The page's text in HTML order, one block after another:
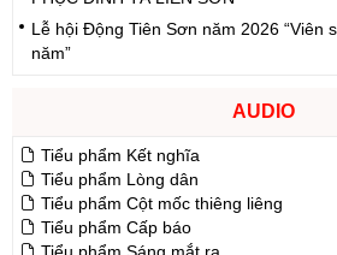
Lễ hội Động Tiên Sơn năm 2026 “Viên
năm”
AUDIO
Tiểu phẩm Kết nghĩa
Tiểu phẩm Lòng dân
Tiểu phẩm Cột mốc thiêng liêng
Tiểu phẩm Cấp báo